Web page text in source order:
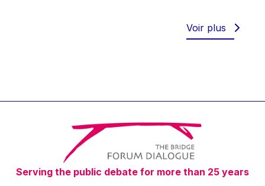
Timothy Radcliffe
Vaclav Klaus
Vassilios Skouris
Vítor Manuel da Silva Caldeira
Viviane Reding
Voir plus
Serving the public debate for more than 25 years